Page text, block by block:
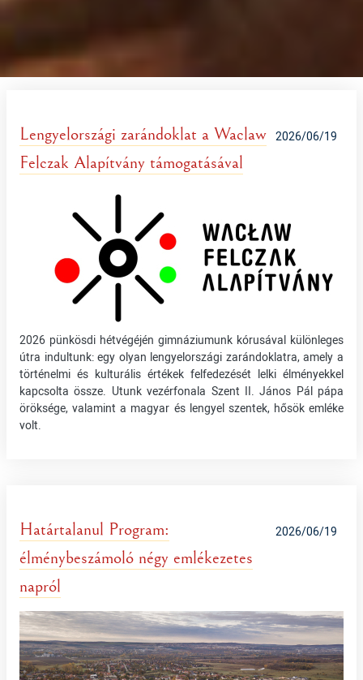
2026/06/19
Lengyelországi zarándoklat a Waclaw
Felczak Alapítvány támogatásával
2026 pünkösdi hétvégéjén gimnáziumunk kórusával különleges
útra indultunk: egy olyan lengyelországi zarándoklatra, amely a
történelmi és kulturális értékek felfedezését lelki élményekkel
kapcsolta össze. Utunk vezérfonala Szent II. János Pál pápa
öröksége, valamint a magyar és lengyel szentek, hősök emléke
volt.
2026/06/19
Határtalanul Program:
élménybeszámoló négy emlékezetes
napról